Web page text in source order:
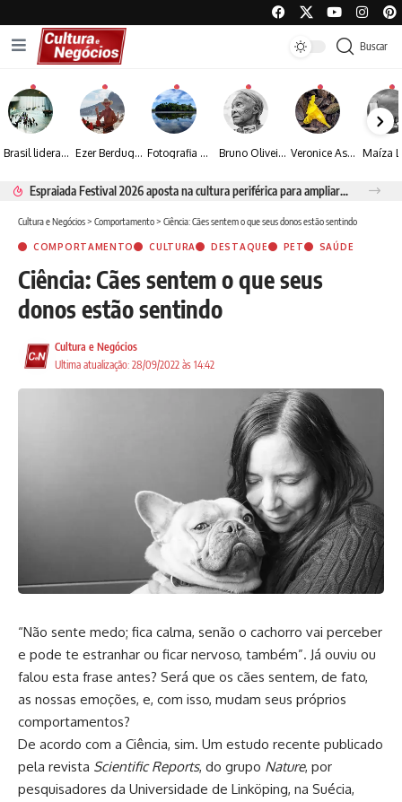
Buscar
Brasil lidera crescimento entre os 15 maiores mercados globais de viagens corporativas Ezer Berdugo transforma experiências multiculturais e memórias em narrativas visuais por meio da fotografia Fotografia de Fátima Carlini transforma paisagens naturais em experiências de contemplação Bruno Oliveira retrata o cotidiano urbano por meio da fotografia em preto e branco Veronice Assini Saes transforma a natureza em fotografias marcadas pela sensibilidade
Espraiada Festival 2026 aposta na cultura periférica para ampliar oportunidades na zona sul
Cultura e Negócios> Comportamento> Ciência: Cães sentem o que seus donos estão sentindo
COMPORTAMENTO CULTURA DESTAQUE PET SAÚDE
Ciência: Cães sentem o que seus
donos estão sentindo
Ultima atualização: 28/09/2022 às 14:42
Cultura e Negócios
“Não sente medo; fica calma, senão o cachorro vai perceber
e pode te estranhar ou ficar nervoso, também”. Já ouviu ou
falou esta frase antes? Será que os cães sentem, de fato,
as nossas emoções, e, com isso, mudam seus próprios
comportamentos?
De acordo com a Ciência, sim. Um estudo recente publicado
pela revista Scientific Reports, do grupo Nature, por
pesquisadores da Universidade de Linköping, na Suécia,